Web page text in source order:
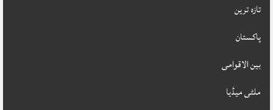
تازہ ترین
پاکستان
بین الاقوامی
ملٹی میڈیا